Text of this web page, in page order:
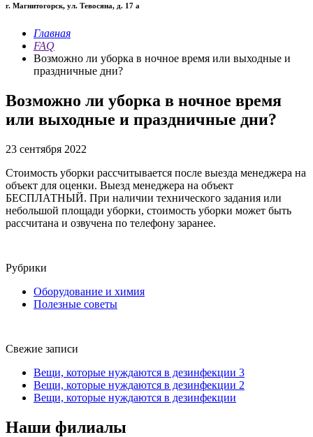
г. Магнитогорск, ул. Тевосяна, д. 17 а
Главная
FAQ
Возможно ли уборка в ночное время или выходные и
праздничные дни?
Возможно ли уборка в ночное время
или выходные и праздничные дни?
23 сентября 2022
Стоимость уборки рассчитывается после выезда менеджера на
объект для оценки. Выезд менеджера на объект
БЕСПЛАТНЫЙ. При наличии технического задания или
небольшой площади уборки, стоимость уборки может быть
рассчитана и озвучена по телефону заранее.
Рубрики
Оборудование и химия
Полезные советы
Свежие записи
Вещи, которые нуждаются в дезинфекции 3
Вещи, которые нуждаются в дезинфекции 2
Вещи, которые нуждаются в дезинфекции
Наши филиалы